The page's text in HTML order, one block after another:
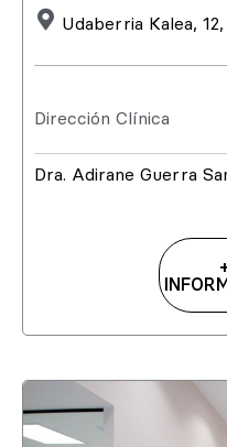
Udaberria Kalea,
Dirección Clínica
Dra. Adirane Guerra